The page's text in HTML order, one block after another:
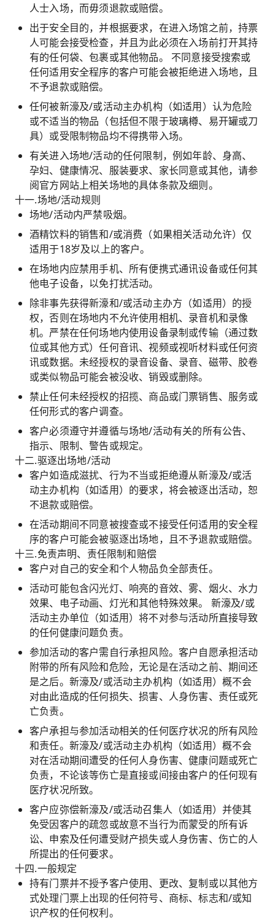
人士入场，而毋须退款或赔偿。
出于安全目的，并根据要求，在进入场馆之前，持票
人可能会接受检查，并且为此必须在入场前打开其持
有的任何袋、包裹或其他物品。 不同意接受搜索或
任何适用安全程序的客户可能会被拒绝进入场地，且
不予退款或赔偿。
任何被新濠及/或活动主办机构（如适用）认为危险
或不适当的物品（包括但不限于玻璃樽、易开罐或刀
具）或受限制物品均不得携带入场。
有关进入场地/活动的任何限制，例如年龄、身高、
孕妇、健康情况、服装要求、家长同意或其他，请参
阅官方网站上相关场地的具体条款及细则。
十一.场地/活动规则
场地/活动内严禁吸烟。
酒精饮料的销售和/或消费（如果相关活动允许）仅
适用于18岁及以上的客户。
在场地内应禁用手机、所有便携式通讯设备或任何其
他电子设备，以免打扰活动。
除非事先获得新濠和/或活动主办方（如适用）的授
权，否则在场地内不允许使用相机、录音机和录像
机。严禁在任何场地内使用设备录制或传输（通过数
位或其他方式）任何音讯、视频或视听材料或任何资
讯或数据。未经授权的录音设备、录音、磁带、胶卷
或类似物品可能会被没收、销毁或删除。
禁止任何未经授权的招揽、商品或门票销售、服务或
任何形式的客户调查。
客户必须遵守并遵循与场地/活动有关的所有公告、
指示、限制、警告或规定。
十二.驱逐出场地/活动
客户如造成滋扰、行为不当或拒绝遵从新濠及/或活
动主办机构（如适用）的要求，将会被逐出活动，恕
不退款或赔偿。
在活动期间不同意被搜查或不接受任何适用的安全程
序的客户可能会被驱逐出场地，且不予退款或赔偿。
十三.免责声明、责任限制和赔偿
客户对自己的安全和个人物品负全部责任。
活动可能包含闪光灯、响亮的音效、雾、烟火、水力
效果、电子动画、灯光和其他特殊效果。 新濠及/或
活动主办单位（如适用）将不对参与活动所直接导致
的任何健康问题负责。
参加活动的客户需自行承担风险。客户自愿承担活动
附带的所有风险和危险，无论是在活动之前、期间还
是之后。新濠及/或活动主办机构（如适用）概不会
对由此造成的任何损失、损害、人身伤害、责任或死
亡负责。
客户承担与参加活动相关的任何医疗状况的所有风险
和责任。新濠及/或活动主办机构（如适用）概不会
对在活动期间遭受的任何人身伤害、健康问题或死亡
负责，不论该等伤亡是直接或间接由客户的任何现有
医疗状况所致。
客户应弥偿新濠及/或活动召集人（如适用）并使其
免受因客户的疏忽或故意不当行为而蒙受的所有诉
讼、申索及任何遭受财产损失或人身伤害、伤亡的人
所提出的任何要求。
十四.一般规定
持有门票并不授予客户使用、更改、复制或以其他方
式处理门票上出现的任何符号、商标、标志和/或知
识产权的任何权利。